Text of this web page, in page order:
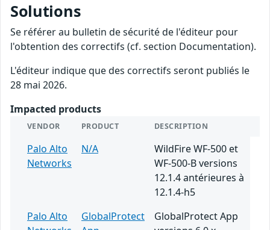
Solutions
Se référer au bulletin de sécurité de l'éditeur pour
l'obtention des correctifs (cf. section Documentation).
L'éditeur indique que des correctifs seront publiés le
28 mai 2026.
Impacted products
VENDOR PRODUCT DESCRIPTION
Palo Alto
Networks
N/A
WildFire WF-500 et
WF-500-B versions
12.1.4 antérieures à
12.1.4-h5
Palo Alto
GlobalProtect
GlobalProtect App